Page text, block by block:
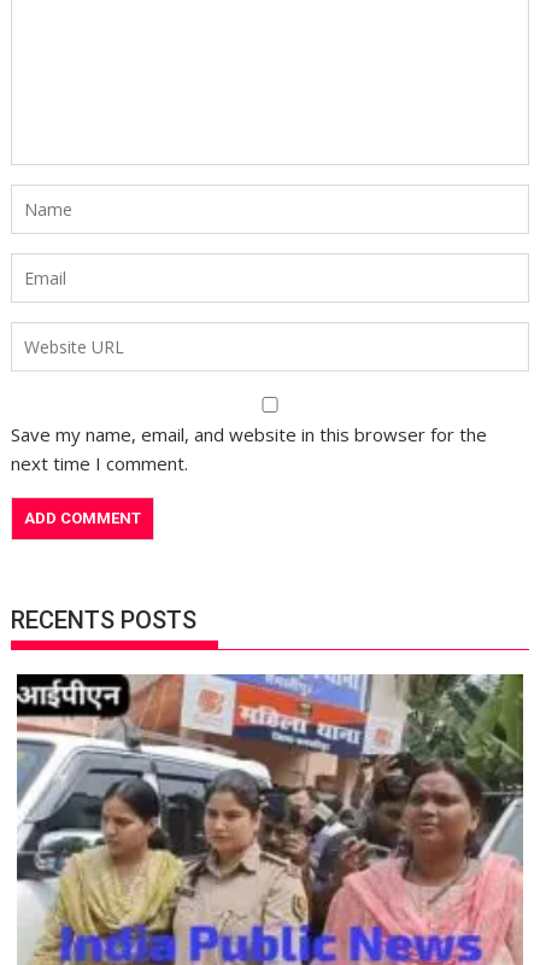
Save my name, email, and website in this browser for the
next time I comment.
RECENTS POSTS